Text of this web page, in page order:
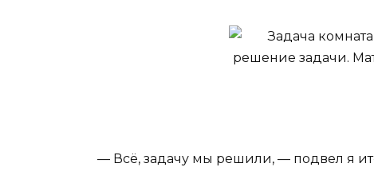
— Всё, задачу мы решили, — подвел я